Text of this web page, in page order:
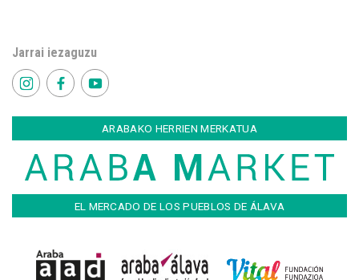
Jarrai iezaguzu
ARABAKO HERRIEN MERKATUA
EL MERCADO DE LOS PUEBLOS DE ÁLAVA